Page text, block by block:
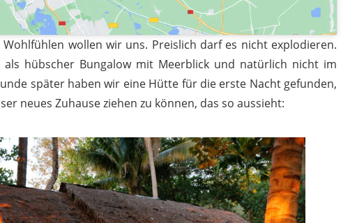
wollen wir uns. Preislich darf es nicht explodieren.
hübscher Bungalow mit Meerblick und natürlich nicht im
später haben wir eine Hütte für die erste Nacht gefunden,
neues Zuhause ziehen zu können, das so aussieht: